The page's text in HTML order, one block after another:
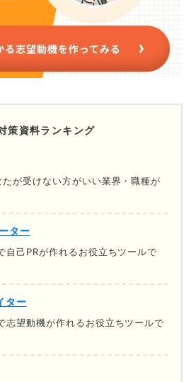
策資料ランキング
が受けない方がいい業界・職種が
ター
自己PRが作れるお役立ちツールで
ター
志望動機が作れるお役立ちツールで